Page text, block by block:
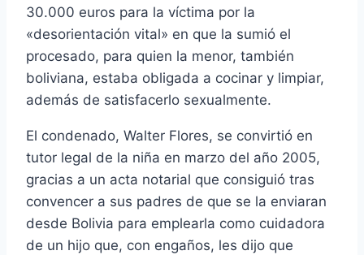
30.000 euros para la ví­ctima por la
«desorientación vital» en que la sumió el
procesado, para quien la menor, también
boliviana, estaba obligada a cocinar y limpiar,
además de satisfacerlo sexualmente.
El condenado, Walter Flores, se convirtió en
tutor legal de la niña en marzo del año 2005,
gracias a un acta notarial que consiguió tras
convencer a sus padres de que se la enviaran
desde Bolivia para emplearla como cuidadora
de un hijo que, con engaños, les dijo que